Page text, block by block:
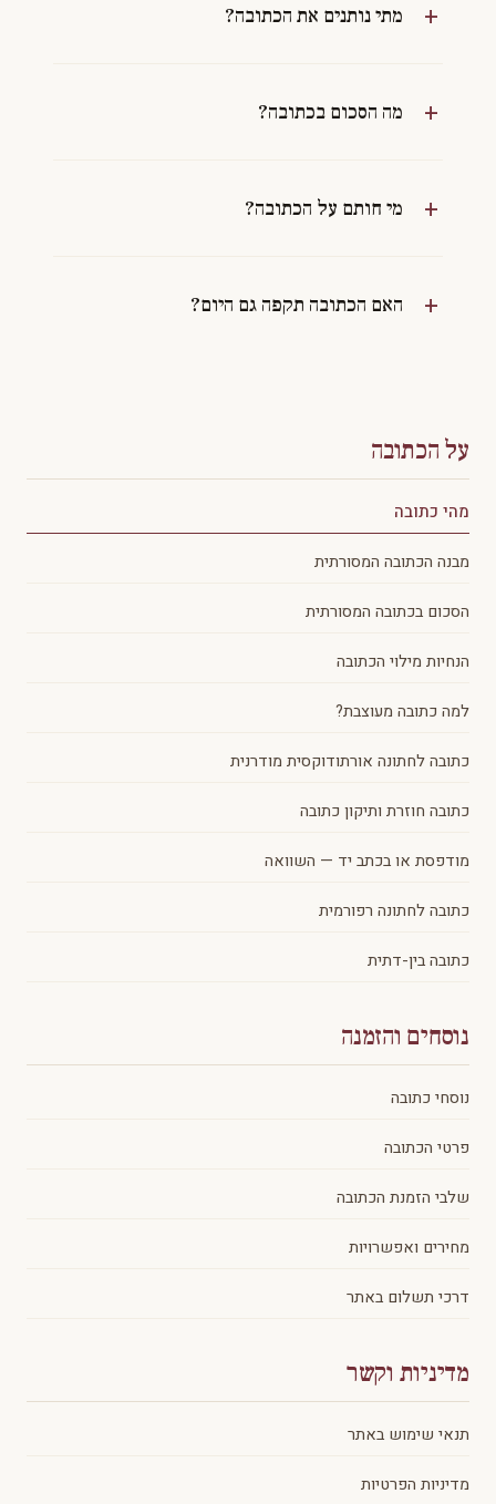
מתי נותנים את הכתובה?
מה הסכום בכתובה?
מי חותם על הכתובה?
האם הכתובה תקפה גם היום?
על הכתובה
מהי כתובה
מבנה הכתובה המסורתית
הסכום בכתובה המסורתית
הנחיות מילוי הכתובה
למה כתובה מעוצבת?
כתובה לחתונה אורתודוקסית מודרנית
כתובה חוזרת ותיקון כתובה
מודפסת או בכתב יד — השוואה
כתובה לחתונה רפורמית
כתובה בין-דתית
נוסחים והזמנה
נוסחי כתובה
פרטי הכתובה
שלבי הזמנת הכתובה
מחירים ואפשרויות
דרכי תשלום באתר
מדיניות וקשר
תנאי שימוש באתר
מדיניות הפרטיות